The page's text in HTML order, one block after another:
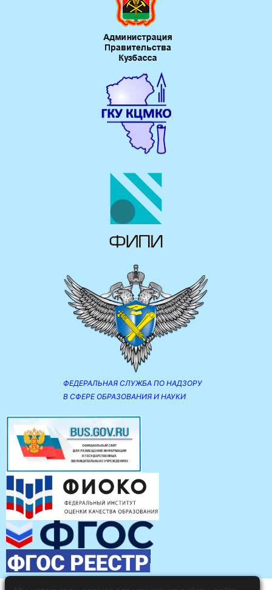
ФЕДЕРАЛЬНАЯ СЛУЖБА ПО НАДЗОРУ
В СФЕРЕ ОБРАЗОВАНИЯ И НАУКИ